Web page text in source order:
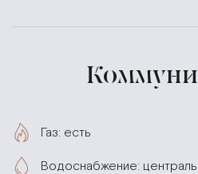
Газ: есть
Водоснабжение: